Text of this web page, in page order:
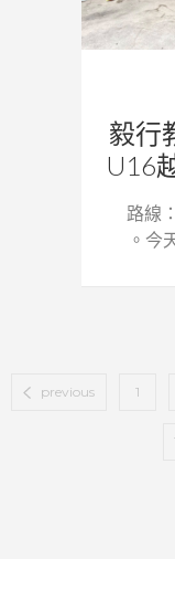
毅行
U16
路線
。今
previous 1